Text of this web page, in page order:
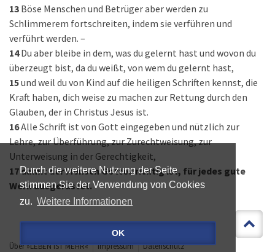
Durch die weitere Nutzung der Seite
stimmen Sie der Verwendung von Cookies
zu. Weitere Informationen
OK
13 Böse Menschen und Betrüger aber werden zu
Schlimmerem fortschreiten, indem sie verführen und
verführt werden. –
14 Du aber bleibe in dem, was du gelernt hast und wovon du
überzeugt bist, da du weißt, von wem du gelernt hast,
15und weil du von Kind auf die heiligen Schriften kennst, die
Kraft haben, dich weise zu machen zur Rettung durch den
Glauben, der in Christus Jesus ist.
16Alle Schrift ist von Gott eingegeben und nützlich zur
Lehre, zur Überführung, zur Zurechtweisung, zur
Unterweisung in der Gerechtigkeit,
17damit der Mensch Gottes richtig ist, für jedes gute
Werk ausgerüstet.
Über »LEBEN IST MEHR« Impressum Datenschutz